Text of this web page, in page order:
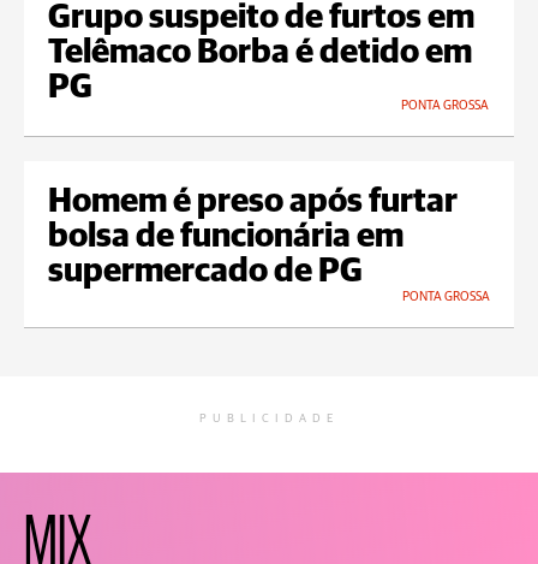
Grupo suspeito de furtos em
Telêmaco Borba é detido em
PG
PONTA GROSSA
Homem é preso após furtar
bolsa de funcionária em
supermercado de PG
PONTA GROSSA
PUBLICIDADE
MIX